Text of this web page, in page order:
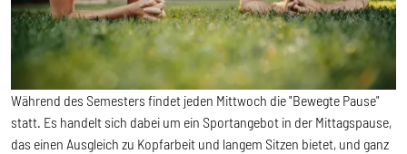
Während des Semesters findet jeden Mittwoch die "Bewegte Pause"
statt. Es handelt sich dabei um ein Sportangebot in der Mittagspause,
das einen Ausgleich zu Kopfarbeit und langem Sitzen bietet, und ganz